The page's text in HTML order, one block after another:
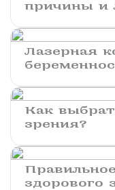
причины и
Лазерная
Как
зрения?
здорового